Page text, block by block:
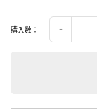
購入数：